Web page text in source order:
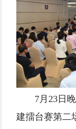
7月23日
建擂台赛第二